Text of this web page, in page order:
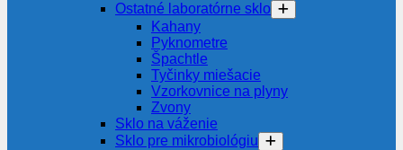
Ostatné laboratórne sklo
Kahany
Pyknometre
Špachtle
Tyčinky miešacie
Vzorkovnice na plyny
Zvony
Sklo na váženie
Sklo pre mikrobiológiu